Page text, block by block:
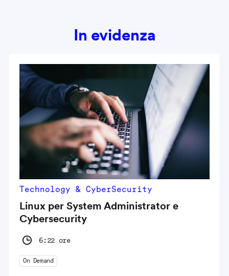
In evidenza
Technology & CyberSecurity
Linux per System Administrator e
Cybersecurity
6:22 ore
On Demand